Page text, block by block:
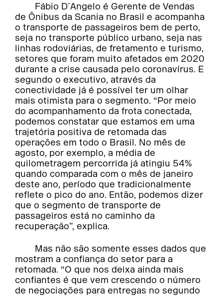
Fábio D´Angelo é Gerente de Vendas
de Ônibus da Scania no Brasil e acompanha
o transporte de passageiros bem de perto,
seja no transporte público urbano, seja nas
linhas rodoviárias, de fretamento e turismo,
setores que foram muito afetados em 2020
durante a crise causada pelo coronavírus. E
segundo o executivo, através da
conectividade já é possível ter um olhar
mais otimista para o segmento. “Por meio
do acompanhamento da frota conectada,
podemos constatar que estamos em uma
trajetória positiva de retomada das
operações em todo o Brasil. No mês de
agosto, por exemplo, a média de
quilometragem percorrida já atingiu 54%
quando comparada com o mês de janeiro
deste ano, período que tradicionalmente
reflete o pico do ano. Então, podemos dizer
que o segmento de transporte de
passageiros está no caminho da
recuperação”, explica.
Mas não são somente esses dados que
mostram a confiança do setor para a
retomada. “O que nos deixa ainda mais
confiantes é que vem crescendo o número
de negociações para entregas no segundo